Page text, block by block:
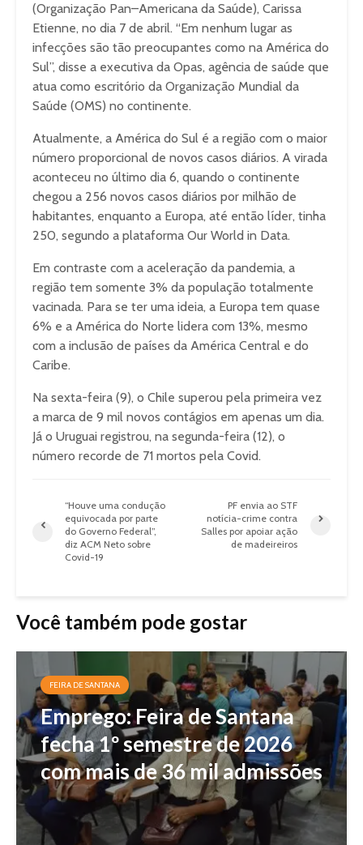
(Organização Pan–Americana da Saúde), Carissa
Etienne, no dia 7 de abril. “Em nenhum lugar as
infecções são tão preocupantes como na América do
Sul”, disse a executiva da Opas, agência de saúde que
atua como escritório da Organização Mundial da
Saúde (OMS) no continente.
Atualmente, a América do Sul é a região com o maior
número proporcional de novos casos diários. A virada
aconteceu no último dia 6, quando o continente
chegou a 256 novos casos diários por milhão de
habitantes, enquanto a Europa, até então líder, tinha
250, segundo a plataforma Our World in Data.
Em contraste com a aceleração da pandemia, a
região tem somente 3% da população totalmente
vacinada. Para se ter uma ideia, a Europa tem quase
6% e a América do Norte lidera com 13%, mesmo
com a inclusão de países da América Central e do
Caribe.
Na sexta-feira (9), o Chile superou pela primeira vez
a marca de 9 mil novos contágios em apenas um dia.
Já o Uruguai registrou, na segunda-feira (12), o
número recorde de 71 mortos pela Covid.
“Houve uma condução
equivocada por parte
do Governo Federal”,
diz ACM Neto sobre
Covid-19
PF envia ao STF
notícia-crime contra
Salles por apoiar ação
de madeireiros
Você também pode gostar
FEIRA DE SANTANA
Emprego: Feira de Santana
fecha 1º semestre de 2026
com mais de 36 mil admissões